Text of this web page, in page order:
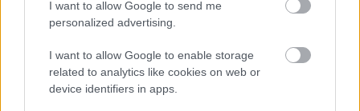
I want to allow Google to send me
personalized advertising.
I want to allow Google to enable storage
related to analytics like cookies on web or
device identifiers in apps.